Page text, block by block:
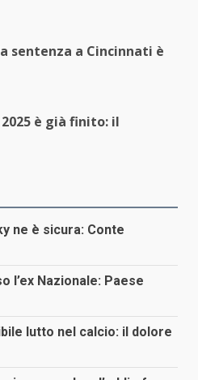
sentenza a Cincinnati è
è già finito: il
ne è sicura: Conte
l’ex Nazionale: Paese
lutto nel calcio: il dolore